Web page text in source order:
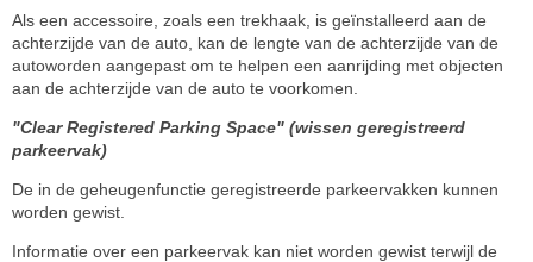
Als een accessoire, zoals een trekhaak, is geïnstalleerd aan de
achterzijde van de auto, kan de lengte van de achterzijde van de
autoworden aangepast om te helpen een aanrijding met objecten
aan de achterzijde van de auto te voorkomen.
"Clear Registered Parking Space" (wissen geregistreerd
parkeervak)
De in de geheugenfunctie geregistreerde parkeervakken kunnen
worden gewist.
Informatie over een parkeervak kan niet worden gewist terwijl de